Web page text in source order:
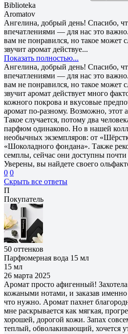
Biblioteka
Aromatov
Ангелина, добрый день! Спасибо,
впечатлениями — для нас это
вам не понравился, но такое может
звучит аромат действуе...
Показать полностью...
Ангелина, добрый день! Спасибо,
впечатлениями — для нас это
вам не понравился, но такое может
звучит аромат действует много
кожного покрова и вкусовые
аромат по-разному. Возможно, этот
Такое случается, потому два
парфюм одинаково. Но в нашей
необычных экземпляров: от
«Шоколадного фондана». Также
семплы, сейчас они доступны почти
Уверены, вы найдете своего
0 0
Скрыть все ответы
П
Покупатель
50 оттенков
Парфюмерная вода 15 мл
15 мл
26 марта 2025
Аромат просто афигенный!
кожаными нотами, и заказав именно
что нужно. Аромат пахнет
мне раскрывается как мягкая,
хорошей, дорогой кожи. Запах
теплый, обволакивающий, хочется